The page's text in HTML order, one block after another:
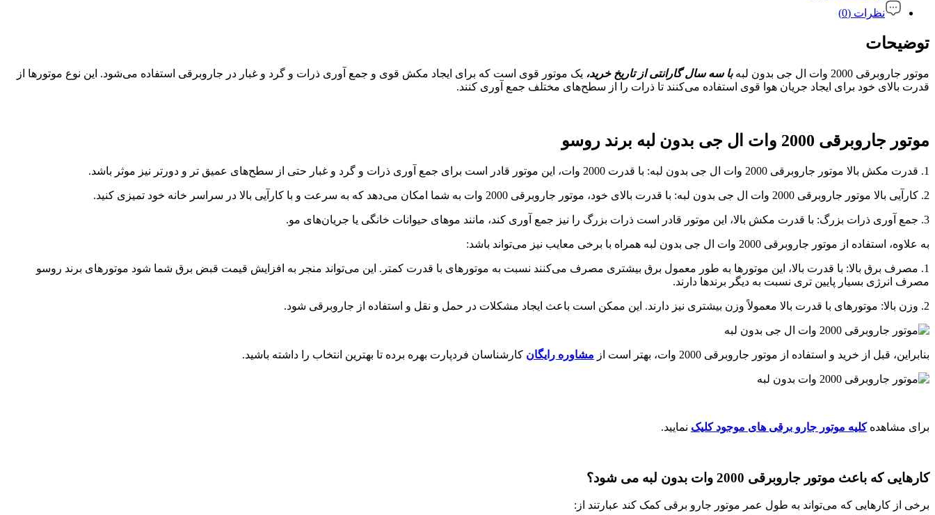
نظرات (0)
توضیحات
موتور جاروبرقی 2000 وات ال جی بدون لبه با سه سال گارانتی از تاریخ خرید، یک موتور قوی است که برای ایجاد مکش قوی و جمع آوری ذرات و گرد و غبار در جاروبرقی استفاده می‌شود. این نوع موتورها از
قدرت بالای خود برای ایجاد جریان هوا قوی استفاده می‌کنند تا ذرات را از سطح‌های مختلف جمع آوری کنند.
موتور جاروبرقی 2000 وات ال جی بدون لبه برند روسو
1. قدرت مکش بالا موتور جاروبرقی 2000 وات ال جی بدون لبه: با قدرت 2000 وات، این موتور قادر است برای جمع آوری ذرات و گرد و غبار حتی از سطح‌های عمیق تر و دورتر نیز موثر باشد.
2. کارآیی بالا موتور جاروبرقی 2000 وات ال جی بدون لبه: با قدرت بالای خود، موتور جاروبرقی 2000 وات به شما امکان می‌دهد که به سرعت و با کارآیی بالا در سراسر خانه خود تمیزی کنید.
3. جمع آوری ذرات بزرگ: با قدرت مکش بالا، این موتور قادر است ذرات بزرگ را نیز جمع آوری کند، مانند موهای حیوانات خانگی یا جریان‌های مو.
به علاوه، استفاده از موتور جاروبرقی 2000 وات ال جی بدون لبه همراه با برخی معایب نیز می‌تواند باشد:
1. مصرف برق بالا: با قدرت بالا، این موتورها به طور معمول برق بیشتری مصرف می‌کنند نسبت به موتورهای با قدرت کمتر. این می‌تواند منجر به افزایش قیمت قبض برق شما شود موتورهای برند روسو
مصرف انرژی بسیار پایین تری نسبت به دیگر برندها دارند.
2. وزن بالا: موتورهای با قدرت بالا معمولاً وزن بیشتری نیز دارند. این ممکن است باعث ایجاد مشکلات در حمل و نقل و استفاده از جاروبرقی شود.
بنابراین، قبل از خرید و استفاده از موتور جاروبرقی 2000 وات، بهتر است از مشاوره رایگان کارشناسان فردپارت بهره برده تا بهترین انتخاب را داشته باشید.
برای مشاهدهکلیه موتور جارو برقی های موجود کلیک نمایید.
کارهایی که باعث موتور جاروبرقی 2000 وات بدون لبه می شود؟
برخی از کارهایی که می‌تواند به طول عمر موتور جارو برقی کمک کند عبارتند از: